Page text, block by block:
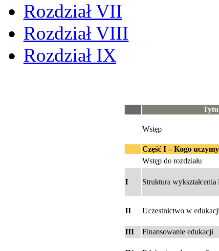
Rozdział VII
Rozdział VIII
Rozdział IX
Wstęp
Część I – Kogo
Wstęp do rozdziału
I Struktura
II Uczestnictwo w
III Finansowanie edukacji